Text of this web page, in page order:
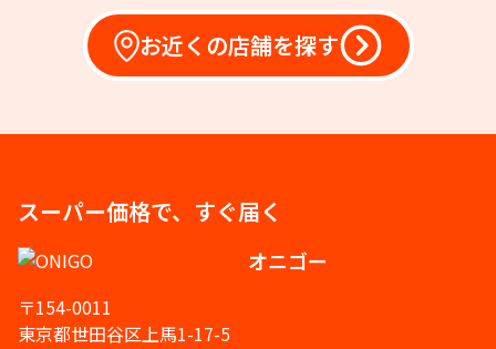
お近くの店舗を探す
スーパー価格で、すぐ届く
オニゴー
〒154-0011
東京都世田谷区上馬1-17-5